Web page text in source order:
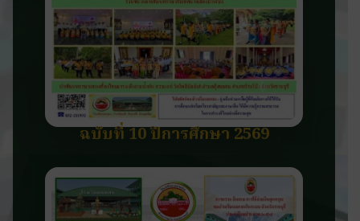
ฉบับที่ 10 ปีการศึกษา 2569